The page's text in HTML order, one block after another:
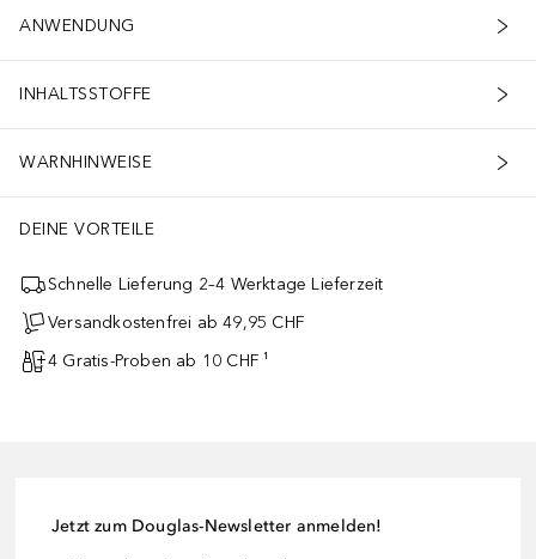
ANWENDUNG
INHALTSSTOFFE
WARNHINWEISE
DEINE VORTEILE
Schnelle Lieferung 2–4 Werktage Lieferzeit
Versandkostenfrei ab 49,95 CHF
4 Gratis-Proben ab 10 CHF ¹
Jetzt zum Douglas-Newsletter anmelden!